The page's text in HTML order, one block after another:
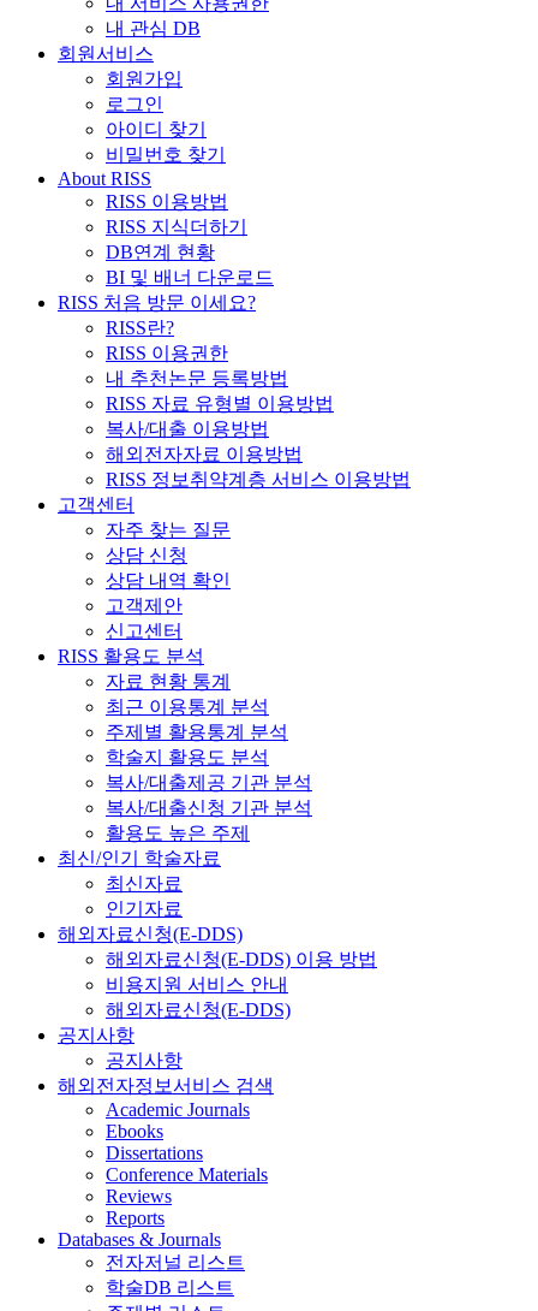
내 관심 DB
회원서비스
회원가입
로그인
아이디 찾기
비밀번호 찾기
About RISS
RISS 이용방법
RISS 지식더하기
DB연계 현황
BI 및 배너 다운로드
RISS 처음 방문 이세요?
RISS란?
RISS 이용권한
내 추천논문 등록방법
RISS 자료 유형별 이용방법
복사/대출 이용방법
해외전자자료 이용방법
RISS 정보취약계층 서비스 이용방법
고객센터
자주 찾는 질문
상담 신청
상담 내역 확인
고객제안
신고센터
RISS 활용도 분석
자료 현황 통계
최근 이용통계 분석
주제별 활용통계 분석
학술지 활용도 분석
복사/대출제공 기관 분석
복사/대출신청 기관 분석
활용도 높은 주제
최신/인기 학술자료
최신자료
인기자료
해외자료신청(E-DDS)
해외자료신청(E-DDS) 이용 방법
비용지원 서비스 안내
해외자료신청(E-DDS)
공지사항
공지사항
해외전자정보서비스 검색
Academic Journals
Ebooks
Dissertations
Conference Materials
Reviews
Reports
Databases & Journals
전자저널 리스트
학술DB 리스트